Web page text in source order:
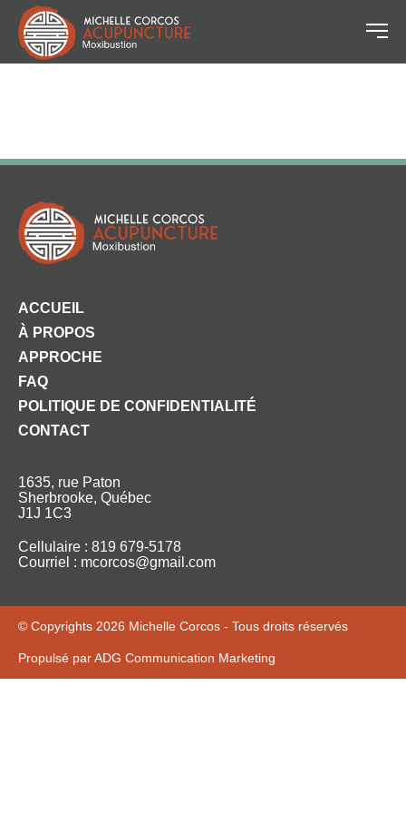
ACCUEIL
À PROPOS
APPROCHE
FAQ
POLITIQUE DE CONFIDENTIALITÉ
CONTACT
1635, rue Paton
Sherbrooke, Québec
J1J 1C3
Cellulaire : 819 679-5178
Courriel : mcorcos@gmail.com
© Copyrights 2026 Michelle Corcos - Tous droits réservés
Propulsé par ADG Communication Marketing